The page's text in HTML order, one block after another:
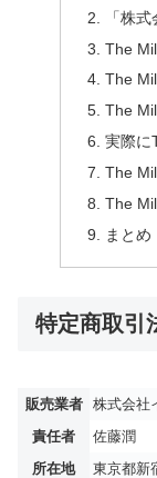
「株
The
The
The
実際に
The
The
まとめ
特定商取引
販売業者
株式会社
責任者
佐藤潤
所在地
東京都新